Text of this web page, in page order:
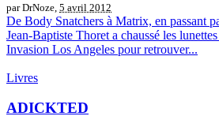
par DrNoze, 5 avril 2012
De Body Snatchers à Matrix, en passant
Jean-Baptiste Thoret a chaussé les
Invasion Los Angeles pour retrouver...
Livres
ADICKTED